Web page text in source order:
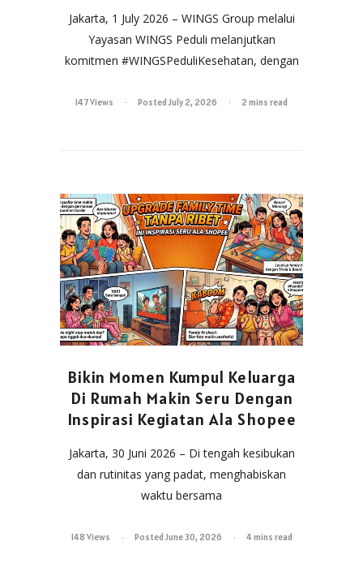
Jakarta, 1 July 2026 – WINGS Group melalui
Yayasan WINGS Peduli melanjutkan
komitmen #WINGSPeduliKesehatan, dengan
147 Views Posted July 2, 2026 2 mins read
Bikin Momen Kumpul Keluarga
Di Rumah Makin Seru Dengan
Inspirasi Kegiatan Ala Shopee
Jakarta, 30 Juni 2026 – Di tengah kesibukan
dan rutinitas yang padat, menghabiskan
waktu bersama
148 Views Posted June 30, 2026 4 mins read